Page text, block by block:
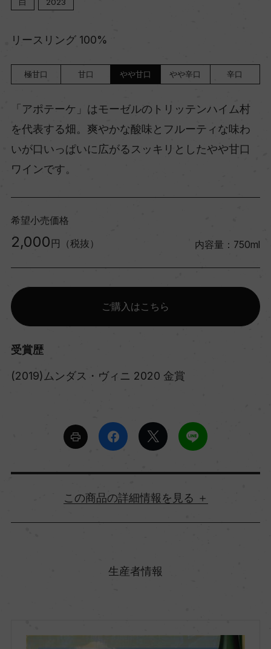
リースリング 100%
極甘口 甘口 やや甘口 やや辛口 辛口
「アポテーケ」はモーゼルのトリッテンハイム村
を代表する畑。爽やかな酸味とフルーティな味わ
いが口いっぱいに広がるスッキリとしたやや甘口
ワインです。
希望小売価格
2,000 円（税抜） 内容量：750ml
ご購入はこちら
受賞歴
(2019)ムンダス・ヴィニ 2020 金賞
詳細情報
生産者情報